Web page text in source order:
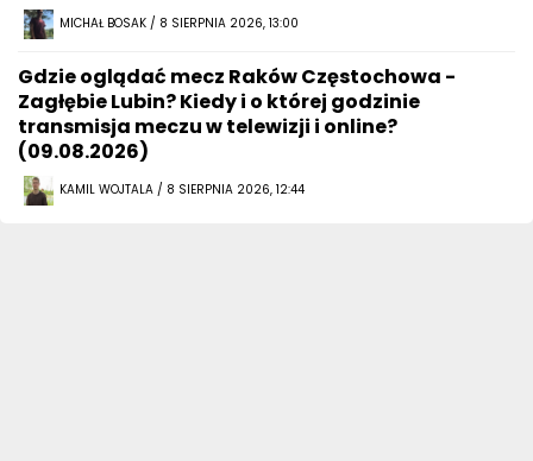
MICHAŁ BOSAK / 8 SIERPNIA 2026, 13:00
Gdzie oglądać mecz Raków Częstochowa -
Zagłębie Lubin? Kiedy i o której godzinie
transmisja meczu w telewizji i online?
(09.08.2026)
KAMIL WOJTALA / 8 SIERPNIA 2026, 12:44